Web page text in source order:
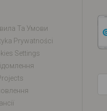
Та Умови
Prywatności
Settings